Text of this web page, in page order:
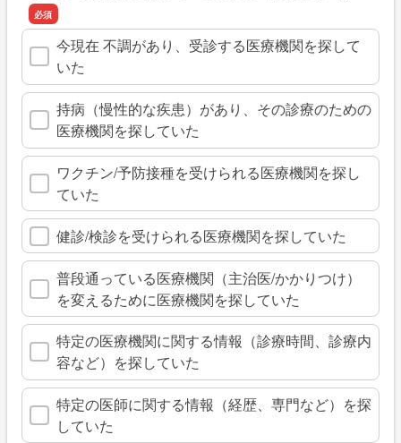
今現在 不調があり、受診する医療機関を探して
いた
持病（慢性的な疾患）があり、その診療のための
医療機関を探していた
ワクチン/予防接種を受けられる医療機関を探し
ていた
健診/検診を受けられる医療機関を探していた
普段通っている医療機関（主治医/かかりつけ）
を変えるために医療機関を探していた
特定の医療機関に関する情報（診療時間、診療内
容など）を探していた
特定の医師に関する情報（経歴、専門など）を探
していた